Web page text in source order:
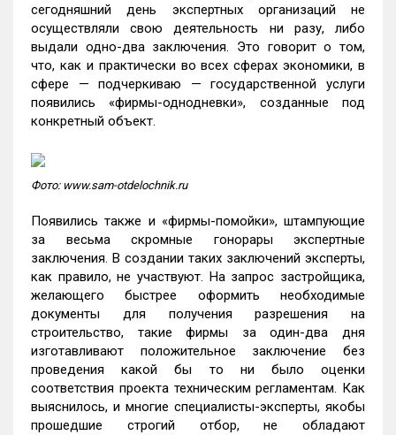
сегодняшний день экспертных организаций не
осуществляли свою деятельность ни разу, либо
выдали одно-два заключения. Это говорит о том,
что, как и практически во всех сферах экономики, в
сфере — подчеркиваю — государственной услуги
появились «фирмы-однодневки», созданные под
конкретный объект.
Фото: www.sam-otdelochnik.ru
Появились также и «фирмы-помойки», штампующие
за весьма скромные гонорары экспертные
заключения. В создании таких заключений эксперты,
как правило, не участвуют. На запрос застройщика,
желающего быстрее оформить необходимые
документы для получения разрешения на
строительство, такие фирмы за один-два дня
изготавливают положительное заключение без
проведения какой бы то ни было оценки
соответствия проекта техническим регламентам. Как
выяснилось, и многие специалисты-эксперты, якобы
прошедшие строгий отбор, не обладают